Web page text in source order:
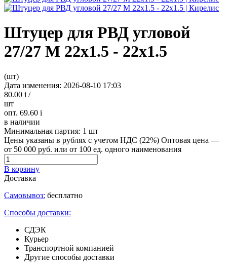
Штуцер для РВД угловой
27/27 М 22х1.5 - 22х1.5
(шт)
Дата изменения: 2026-08-10 17:03
80.00 i /
шт
опт. 69.60 i
в наличии
Минимальная партия: 1 шт
Цены указаны в рублях с учетом НДС (22%) Оптовая цена —
от 50 000 руб. или от 100 ед. одного наименования
В корзину
Доставка
Самовывоз: бесплатно
Способы доставки:
СДЭК
Курьер
Транспортной компанией
Другие способы доставки